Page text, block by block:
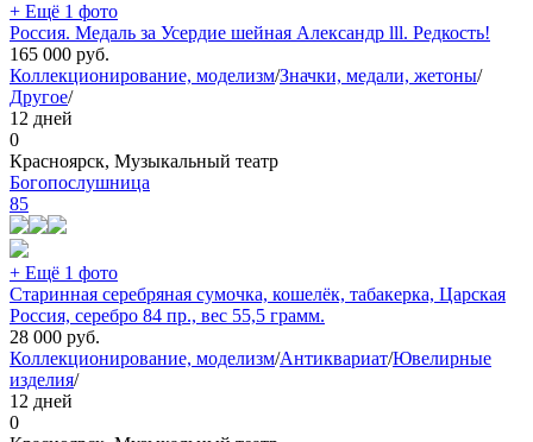
+ Ещё 1 фото
Россия. Медаль за Усердие шейная Александр lll. Редкость!
165 000 руб.
Коллекционирование, моделизм/Значки, медали, жетоны/
Другое/
12 дней
0
Красноярск, Музыкальный театр
Богопослушница
85
+ Ещё 1 фото
Старинная серебряная сумочка, кошелёк, табакерка, Царская
Россия, серебро 84 пр., вес 55,5 грамм.
28 000 руб.
Коллекционирование, моделизм/Антиквариат/Ювелирные
изделия/
12 дней
0